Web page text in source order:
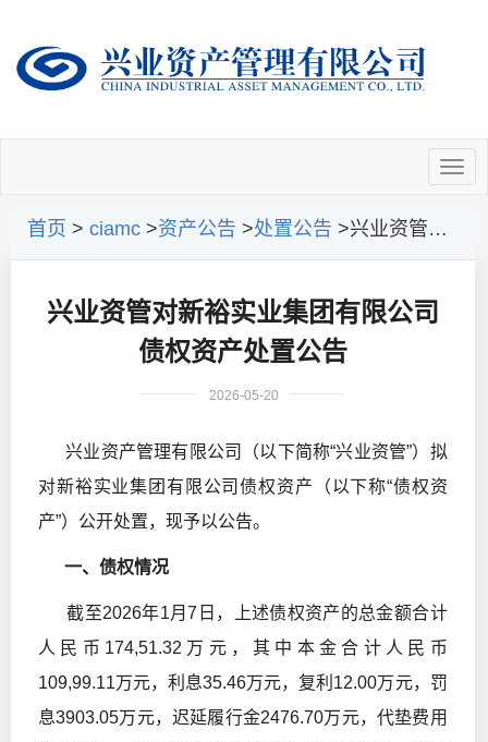
首页 > ciamc >资产公告 >处置公告 >兴业资管对新裕实业集团有限公司债权资产处置公告
兴业资管对新裕实业集团有限公司
债权资产处置公告
2026-05-20
兴业资产管理有限公司（以下简称“兴业资管”）拟
对新裕实业集团有限公司债权资产（以下称“债权资
产”）公开处置，现予以公告。
一、债权情况
截至2026年1月7日，上述债权资产的总金额合计
人民币174,51.32万元，其中本金合计人民币
109,99.11万元，利息35.46万元，复利12.00万元，罚
息3903.05万元，迟延履行金2476.70万元，代垫费用